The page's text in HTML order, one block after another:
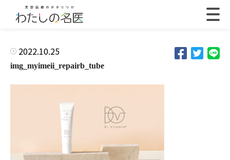
2022.10.25
img_myimeii_repairb_tube